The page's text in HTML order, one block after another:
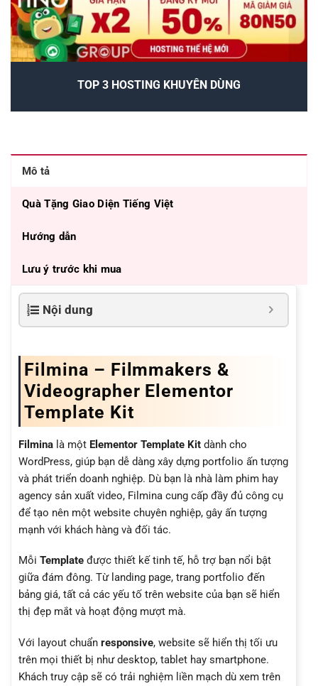
TOP 3 HOSTING KHUYÊN DÙNG
Mô tả
Quà Tặng Giao Diện Tiếng Việt
Hướng dẫn
Lưu ý trước khi mua
Nội dung
Filmina – Filmmakers &
Videographer Elementor
Template Kit
Filmina là một Elementor Template Kit dành cho
WordPress, giúp bạn dễ dàng xây dựng portfolio ấn tượng
và phát triển doanh nghiệp. Dù bạn là nhà làm phim hay
agency sản xuất video, Filmina cung cấp đầy đủ công cụ
để tạo nên một website chuyên nghiệp, gây ấn tượng
mạnh với khách hàng và đối tác.
Mỗi Template được thiết kế tinh tế, hỗ trợ bạn nổi bật
giữa đám đông. Từ landing page, trang portfolio đến
bảng giá, tất cả các yếu tố trên website của bạn sẽ hiển
thị đẹp mắt và hoạt động mượt mà.
Với layout chuẩn responsive, website sẽ hiển thị tối ưu
trên mọi thiết bị như desktop, tablet hay smartphone.
Khách truy cập sẽ có trải nghiệm liền mạch dù xem trên